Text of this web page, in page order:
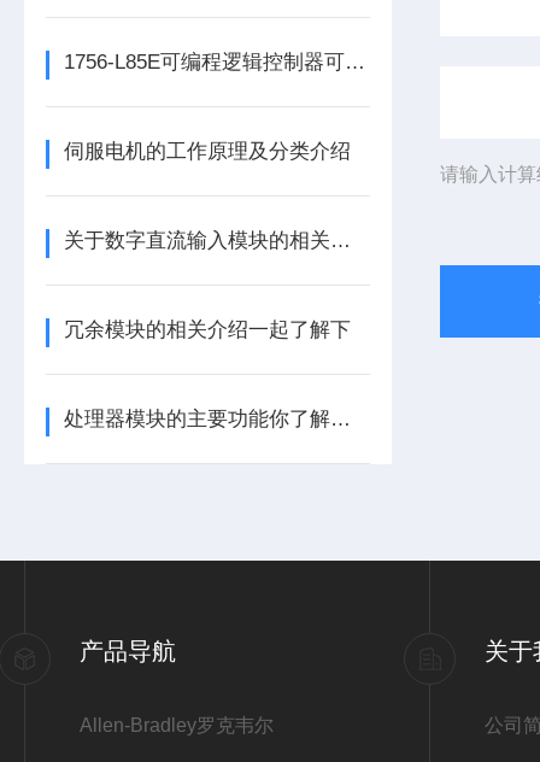
1756-L85E可编程逻辑控制器可满足多行业自动化精准控制需求
伺服电机的工作原理及分类介绍
关于数字直流输入模块的相关介绍
冗余模块的相关介绍一起了解下
处理器模块的主要功能你了解多少呢
请输入计
产品导航
Allen-Bradley罗克韦尔
关于
公司